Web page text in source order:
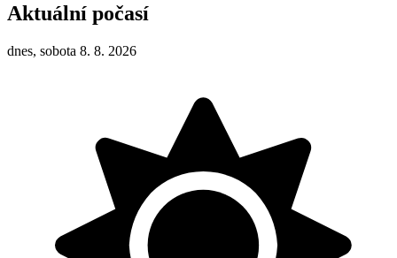
Aktuální počasí
dnes, sobota 8. 8. 2026